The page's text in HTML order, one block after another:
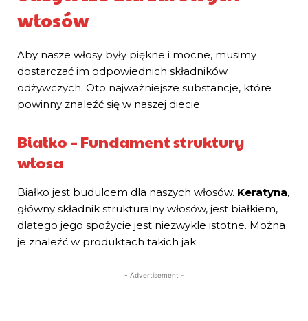
włosów
Aby nasze włosy były piękne i mocne, musimy
dostarczać im odpowiednich składników
odżywczych. Oto najważniejsze substancje, które
powinny znaleźć się w naszej diecie.
Białko – Fundament struktury
włosa
Białko jest budulcem dla naszych włosów. Keratyna,
główny składnik strukturalny włosów, jest białkiem,
dlatego jego spożycie jest niezwykle istotne. Można
je znaleźć w produktach takich jak:
- Advertisement -